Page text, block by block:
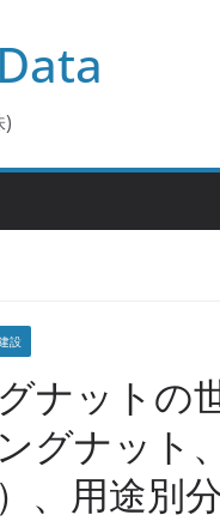
)
設
ナットの
グナット
、用途別